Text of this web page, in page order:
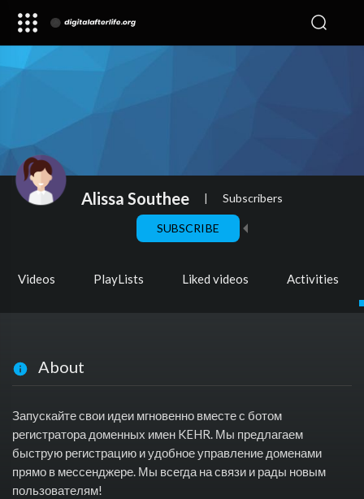
Alissa Southee | Subscribers
SUBSCRIBE
Videos PlayLists Liked videos Activities
About
Запускайте свои идеи мгновенно вместе с ботом
регистратора доменных имен KEHR. Мы предлагаем
быструю регистрацию и удобное управление доменами
прямо в мессенджере. Мы всегда на связи и рады новым
пользователям!